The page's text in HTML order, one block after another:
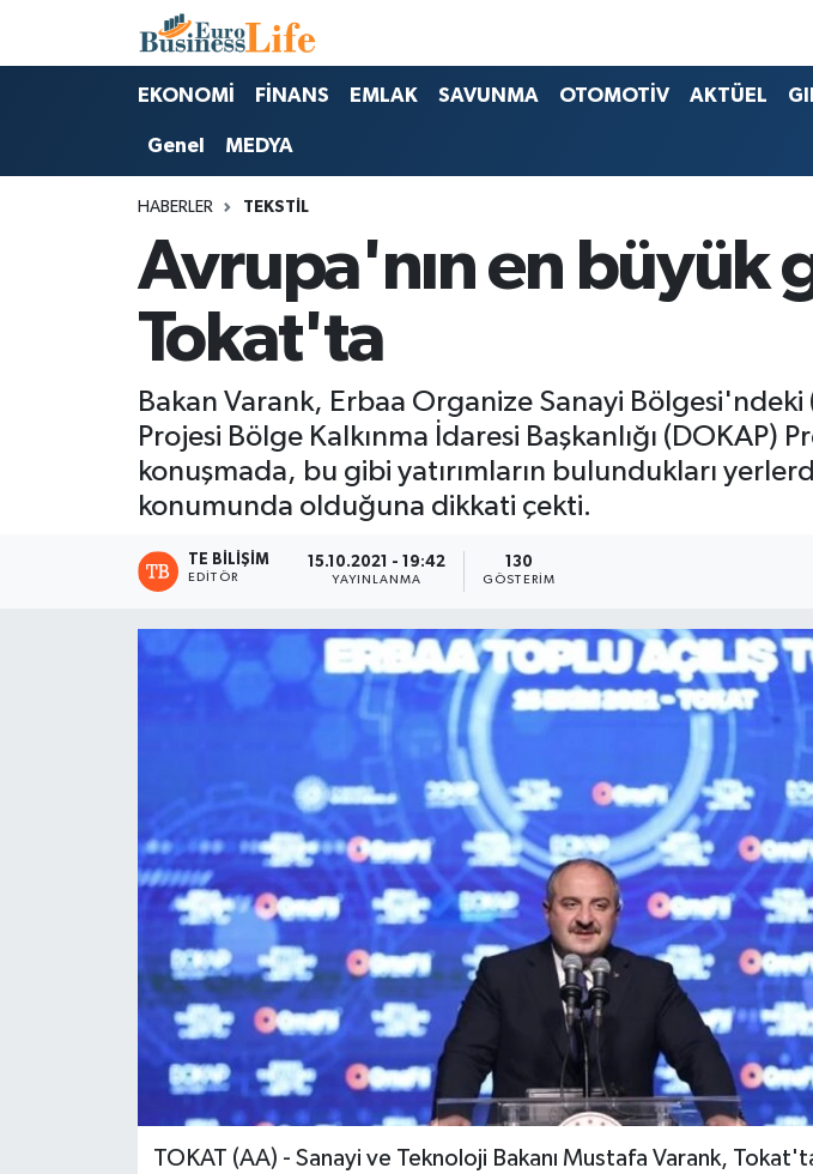
EKONOMİ FİNANS EMLAK SAVUNMA OTOMOTİV AKTÜEL
Genel MEDYA
HABERLER TEKSTİL
Avrupa'nın en büyük
Tokat'ta
Bakan Varank, Erbaa Organize Sanayi Bölgesi'ndeki
Projesi Bölge Kalkınma İdaresi Başkanlığı (DOKAP)
konuşmada, bu gibi yatırımların bulundukları
konumunda olduğuna dikkati çekti.
TE BILIŞIM
EDITÖR
15.10.2021 - 19:42
YAYINLANMA
130
GÖSTERIM
TOKAT (AA) - Sanayi ve Teknoloji Bakanı Mustafa Varank,
Nöbetçi Eczaneler
Hava Durumu
Namaz Vakitleri
Trafik Durumu
Süper Lig Puan Durumu ve Fikstür
Tüm Manşetler
Son Dakika Haberleri
Haber Arşivi